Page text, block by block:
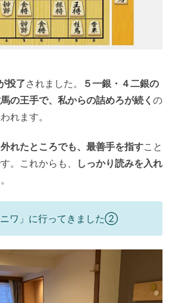
投了されました。
５一銀・４二銀の
の王手で、私からの詰めろが続く の
れます。
れたところでも、最善手を指すこと
。これからも、
しっかり読みを入れ
ワ」に行ってきました②